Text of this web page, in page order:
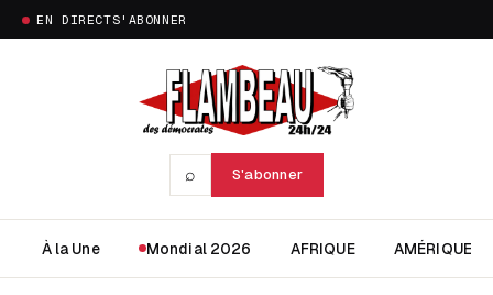
EN DIRECTS'ABONNER
⌕ S'abonner
À la Une Mondial 2026 AFRIQUE AMÉRIQUE